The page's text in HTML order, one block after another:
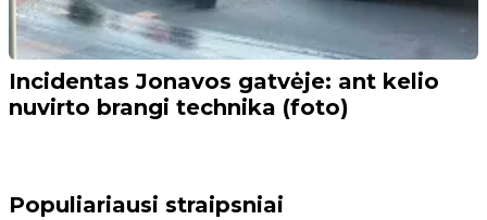
Incidentas Jonavos gatvėje: ant kelio
nuvirto brangi technika (foto)
Populiariausi straipsniai